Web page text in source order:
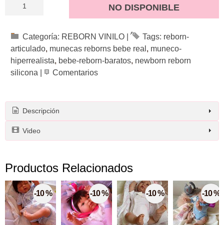
NO DISPONIBLE
Categoría: REBORN VINILO Tags: reborn-
articulado munecas reborns bebe real
muneco-
hiperrealista
bebe-reborn-baratos newborn reborn
silicona
Comentarios
Descripción
Video
Productos Relacionados
-10 % -10 % -10 % -10 %